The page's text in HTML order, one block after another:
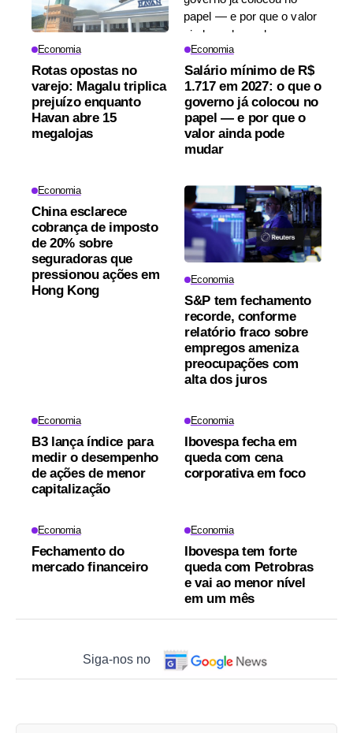
Economia
Rotas opostas no
varejo: Magalu triplica
prejuízo enquanto
Havan abre 15
megalojas
Economia
Salário mínimo de R$
1.717 em 2027: o que o
governo já colocou no
papel — e por que o
valor ainda pode
mudar
Economia
China esclarece
cobrança de imposto
de 20% sobre
seguradoras que
pressionou ações em
Hong Kong
Economia
S&P tem fechamento
recorde, conforme
relatório fraco sobre
empregos ameniza
preocupações com
alta dos juros
Economia
B3 lança índice para
medir o desempenho
de ações de menor
capitalização
Economia
Ibovespa fecha em
queda com cena
corporativa em foco
Economia
Fechamento do
mercado financeiro
Economia
Ibovespa tem forte
queda com Petrobras
e vai ao menor nível
em um mês
Siga-nos no